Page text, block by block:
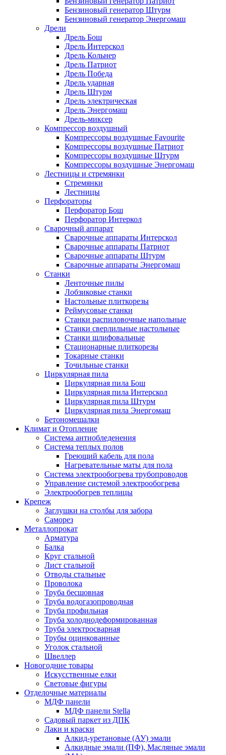
Бензиновый генератор Штурм
Бензиновый генератор Энергомаш
Дрели
Дрель Бош
Дрель Интерскол
Дрель Кольнер
Дрель Патриот
Дрель Победа
Дрель ударная
Дрель Штурм
Дрель электрическая
Дрель Энергомаш
Дрель-миксер
Компрессор воздушный
Компрессоры воздушные Favourite
Компрессоры воздушные Патриот
Компрессоры воздушные Штурм
Компрессоры воздушные Энергомаш
Лестницы и стремянки
Стремянки
Лестницы
Перфораторы
Перфоратор Бош
Перфоратор Интеркол
Сварочный аппарат
Сварочные аппараты Интерскол
Сварочные аппараты Патриот
Сварочные аппараты Штурм
Сварочные аппараты Энергомаш
Станки
Ленточные пилы
Лобзиковые станки
Настольные плиткорезы
Реймусовые станки
Станки распиловочные напольные
Станки сверлильные настольные
Станки шлифовальные
Стационарные плиткорезы
Токарные станки
Точильные станки
Циркулярная пила
Циркулярная пила Бош
Циркулярная пила Интерскол
Циркулярная пила Штурм
Циркулярная пила Энергомаш
Бетономешалки
Климат и Отопление
Система антиобледенения
Система теплых полов
Греющий кабель для пола
Нагревательные маты для пола
Система электрообогрева трубопроводов
Управление системой электрообогрева
Электрообогрев теплицы
Крепеж
Заглушки на столбы для забора
Саморез
Металлопрокат
Арматура
Балка
Круг стальной
Лист стальной
Отводы стальные
Проволока
Труба бесшовная
Труба водогазопроводная
Труба профильная
Труба холоднодеформированная
Труба электросварная
Трубы оцинкованные
Уголок стальной
Швеллер
Новогодние товары
Искусственные елки
Световые фигуры
Отделочные материалы
МДФ панели
МДФ панели Stella
Садовый паркет из ДПК
Лаки и краски
Алкид-уретановые (АУ) эмали
Алкидные эмали (ПФ), Масляные эмали